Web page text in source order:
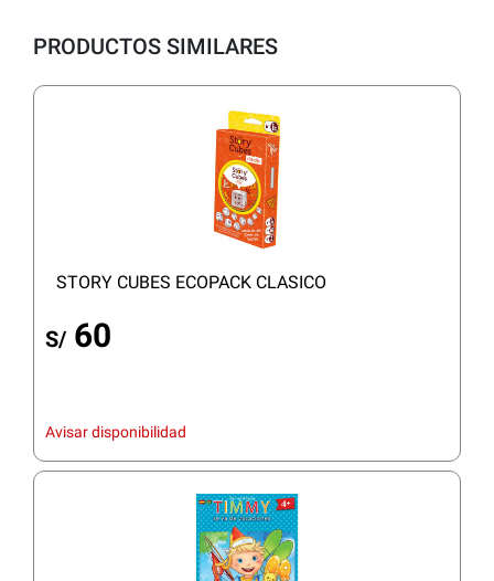
PRODUCTOS SIMILARES
STORY CUBES ECOPACK CLASICO
S/ 60
Avisar disponibilidad